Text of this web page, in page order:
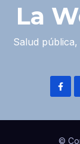
La
Salud
©